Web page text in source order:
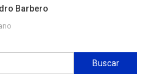
Barbero
Buscar: